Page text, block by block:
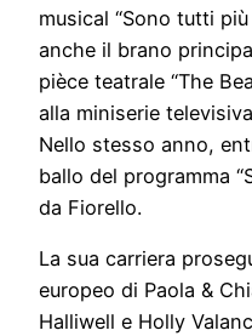
musical “Sono tutti
anche il brano
pièce teatrale “The
alla miniserie
Nello stesso anno,
ballo del programma
da Fiorello.
La sua carriera
europeo di Paola &
Halliwell e Holly